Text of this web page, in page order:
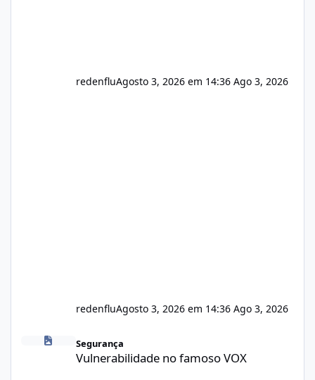
redenfluAgosto 3, 2026 em 14:36 Ago 3, 2026
redenfluAgosto 3, 2026 em 14:36 Ago 3, 2026
Vulnerabilidade no famoso VOX
Segurança
Vulnerabilidade no famoso VOX